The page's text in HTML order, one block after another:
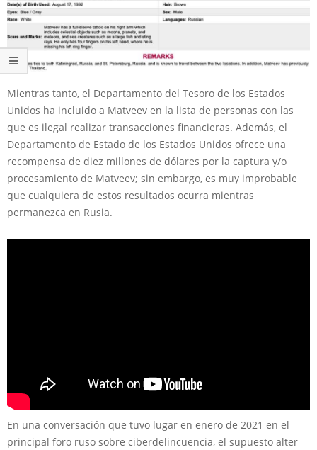
Mientras tanto, el Departamento del Tesoro de los Estados
Unidos ha incluido a Matveev en la lista de personas con las
que es ilegal realizar transacciones financieras. Además, el
Departamento de Estado de los Estados Unidos ofrece una
recompensa de diez millones de dólares por la captura y/o
procesamiento de Matveev; sin embargo, es muy improbable
que cualquiera de estos resultados ocurra mientras
permanezca en Rusia.
En una conversación que tuvo lugar en enero de 2021 en el
principal foro ruso sobre ciberdelincuencia, el supuesto alter